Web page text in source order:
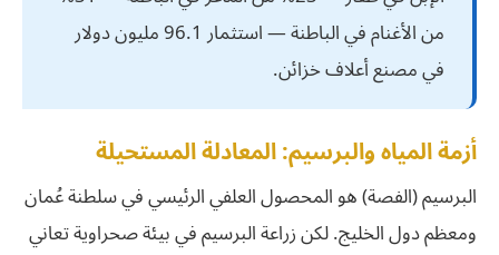
من الأغنام في الباطنة — استثمار 96.1 مليون دولار
في مصنع أعلاف خزائن.
أزمة المياه والبرسيم: المعادلة المستحيلة
البرسيم (الفصة) هو المحصول العلفي الرئيسي في سلطنة عُمان
ومعظم دول الخليج. لكن زراعة البرسيم في بيئة صحراوية تعاني